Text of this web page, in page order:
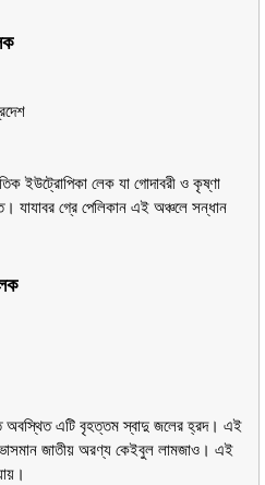
ইউট্রোপিকা লেক যা গোদাবরী ও কৃষ্ণা
যাযাবর গ্রে পেলিকান এই অঞ্চলে সন্ধান
এটি বৃহত্তম স্বাদু জলের হ্রদ। এই
জাতীয় অরণ্য কেইবুল লামজাও। এই